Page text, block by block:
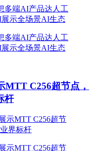
MTT C256超节点，
杆